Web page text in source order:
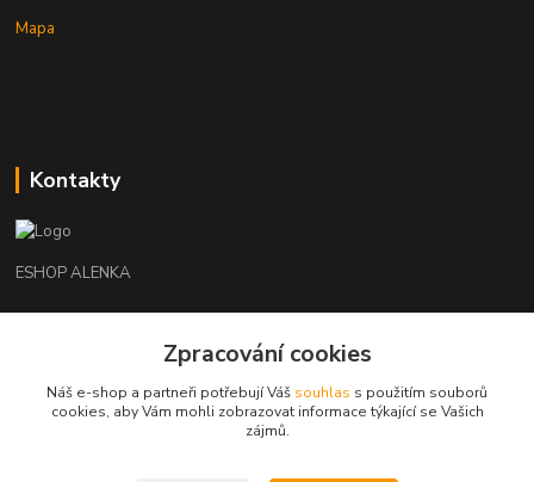
Mapa
Kontakty
ESHOP ALENKA
+420602541312
orechovka@inmes.cz
Zpracování cookies
Náš e-shop a partneři potřebují Váš souhlas s použitím souborů
cookies, aby Vám mohli zobrazovat informace týkající se Vašich
zájmů.